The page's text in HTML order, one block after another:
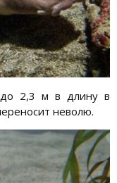
до 2,3 м в длину в
неволю.